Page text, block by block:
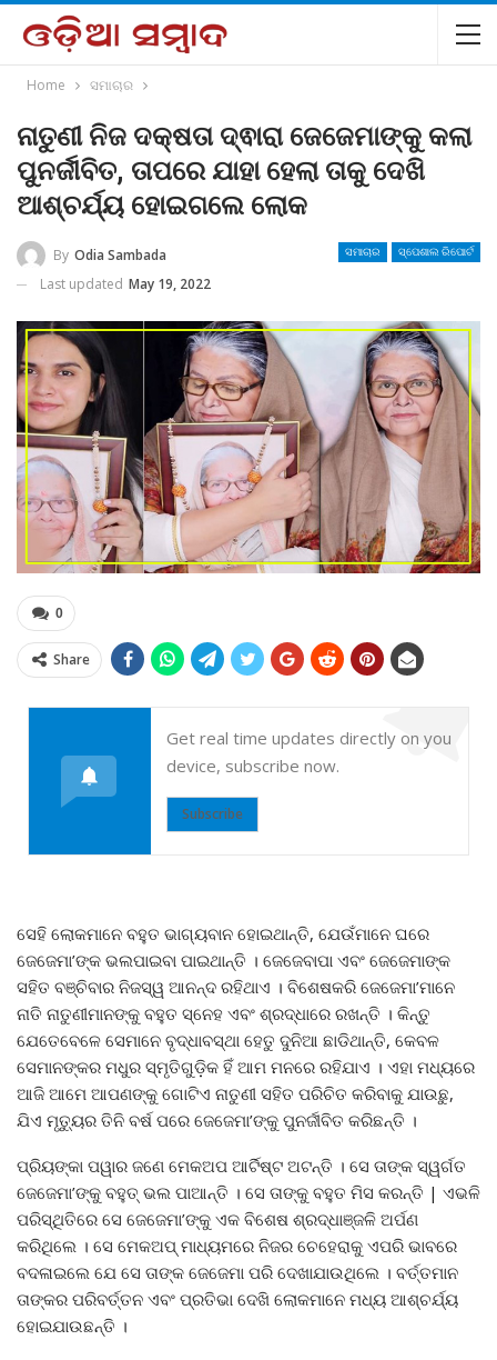
Home ସମାଚାର
ନାତୁଣୀ ନିଜ ଦକ୍ଷତା ଦ୍ଵାରା ଜେଜେମାଙ୍କୁ କଲା
ପୁନର୍ଜୀବିତ, ତାପରେ ଯାହା ହେଲା ତାକୁ ଦେଖି
ଆଶ୍ଚର୍ଯ୍ୟ ହୋଇଗଲେ ଲୋକ
ସମାଚାର ସ୍ପେଶାଲ ରିପୋର୍ଟ
By Odia Sambada
Last updated May 19, 2022
0
Share
Get real time updates directly on you
device, subscribe now.
Subscribe
ସେହି ଲୋକମାନେ ବହୁତ ଭାଗ୍ୟବାନ ହୋଇଥାନ୍ତି, ଯେଉଁମାନେ ଘରେ
ଜେଜେମା’ଙ୍କ ଭଲପାଇବା ପାଇଥାନ୍ତି । ଜେଜେବାପା ଏବଂ ଜେଜେମାଙ୍କ
ସହିତ ବଞ୍ଚିବାର ନିଜସ୍ୱ ଆନନ୍ଦ ରହିଥାଏ । ବିଶେଷକରି ଜେଜେମା’ମାନେ
ନାତି ନାତୁଣୀମାନଙ୍କୁ ବହୁତ ସ୍ନେହ ଏବଂ ଶ୍ରଦ୍ଧାରେ ରଖନ୍ତି । କିନ୍ତୁ
ଯେତେବେଳେ ସେମାନେ ବୃଦ୍ଧାବସ୍ଥା ହେତୁ ଦୁନିଆ ଛାଡିଥାନ୍ତି, କେବଳ
ସେମାନଙ୍କର ମଧୁର ସ୍ମୃତିଗୁଡ଼ିକ ହିଁ ଆମ ମନରେ ରହିଯାଏ । ଏହା ମଧ୍ୟରେ
ଆଜି ଆମେ ଆପଣଙ୍କୁ ଗୋଟିଏ ନାତୁଣୀ ସହିତ ପରିଚିତ କରିବାକୁ ଯାଉଛୁ,
ଯିଏ ମୃତ୍ୟୁର ତିନି ବର୍ଷ ପରେ ଜେଜେମା’ଙ୍କୁ ପୁନର୍ଜୀବିତ କରିଛନ୍ତି ।
ପ୍ରିୟଙ୍କା ପୱାର ଜଣେ ମେକଅପ ଆର୍ଟିଷ୍ଟ ଅଟନ୍ତି । ସେ ତାଙ୍କ ସ୍ୱର୍ଗତ
ଜେଜେମା’ଙ୍କୁ ବହୁତ୍ ଭଲ ପାଆନ୍ତି । ସେ ତାଙ୍କୁ ବହୁତ ମିସ କରନ୍ତି | ଏଭଳି
ପରିସ୍ଥିତିରେ ସେ ଜେଜେମା’ଙ୍କୁ ଏକ ବିଶେଷ ଶ୍ରଦ୍ଧାଞ୍ଜଳି ଅର୍ପଣ
କରିଥିଲେ । ସେ ମେକଅପ୍ ମାଧ୍ୟମରେ ନିଜର ଚେହେରାକୁ ଏପରି ଭାବରେ
ବଦଳାଇଲେ ଯେ ସେ ତାଙ୍କ ଜେଜେମା ପରି ଦେଖାଯାଉଥିଲେ । ବର୍ତ୍ତମାନ
ତାଙ୍କର ପରିବର୍ତ୍ତନ ଏବଂ ପ୍ରତିଭା ଦେଖି ଲୋକମାନେ ମଧ୍ୟ ଆଶ୍ଚର୍ଯ୍ୟ
ହୋଇଯାଉଛନ୍ତି ।